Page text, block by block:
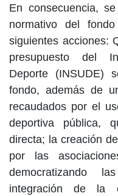
En consecuencia,
normativo del
siguientes acciones:
presupuesto del
Deporte (INSUDE)
fondo, además de
recaudados por el
deportiva pública,
directa; la creación
por las
democratizando
integración de la